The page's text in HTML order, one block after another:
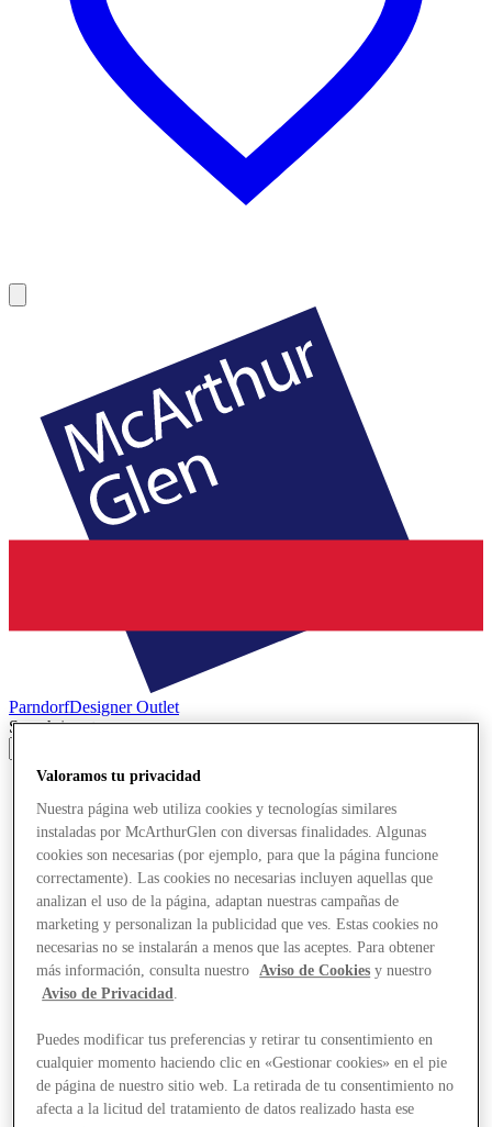
ParndorfDesigner Outlet
Search input
Valoramos tu privacidad
Nuestra página web utiliza cookies y tecnologías similares
instaladas por McArthurGlen con diversas finalidades. Algunas
cookies son necesarias (por ejemplo, para que la página funcione
correctamente). Las cookies no necesarias incluyen aquellas que
analizan el uso de la página, adaptan nuestras campañas de
marketing y personalizan la publicidad que ves. Estas cookies no
necesarias no se instalarán a menos que las aceptes. Para obtener
más información, consulta nuestro
Aviso de Cookies y nuestro
Aviso de Privacidad.
Puedes modificar tus preferencias y retirar tu consentimiento en
cualquier momento haciendo clic en «Gestionar cookies» en el pie
de página de nuestro sitio web. La retirada de tu consentimiento no
afecta a la licitud del tratamiento de datos realizado hasta ese